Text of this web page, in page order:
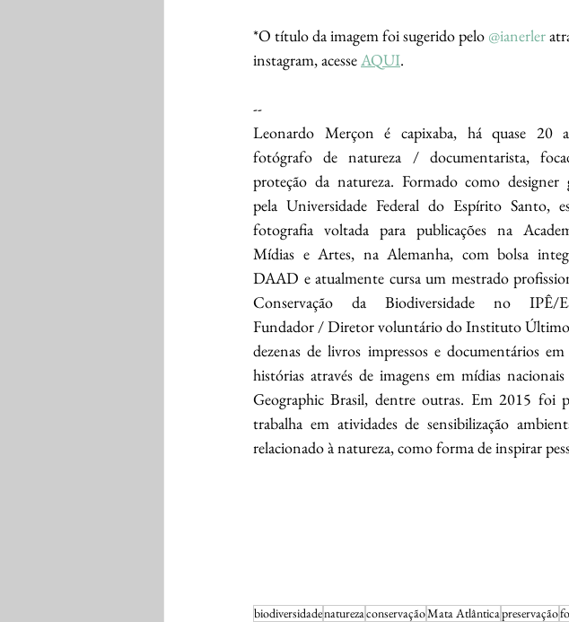
*O título da imagem foi sugerido pelo @ianerler
instagram, acesse AQUI.
--
Leonardo Merçon é capixaba, há quase 20
fotógrafo de natureza / documentarista,
proteção da natureza. Formado como designer
pela Universidade Federal do Espírito Santo,
fotografia voltada para publicações na
Mídias e Artes, na Alemanha, com bolsa
DAAD e atualmente cursa um mestrado
Conservação da Biodiversidade no IPÊ/
Fundador / Diretor voluntário do Instituto
dezenas de livros impressos e documentários
histórias através de imagens em mídias
Geographic Brasil, dentre outras. Em 2015
trabalha em atividades de sensibilização
relacionado à natureza, como forma de inspirar
biodiversidadenaturezaconservaçãoMata Atlânticapreservação